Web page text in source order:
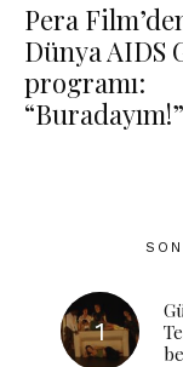
Pera
Dünya AIDS
programı:
“Buradayım!”